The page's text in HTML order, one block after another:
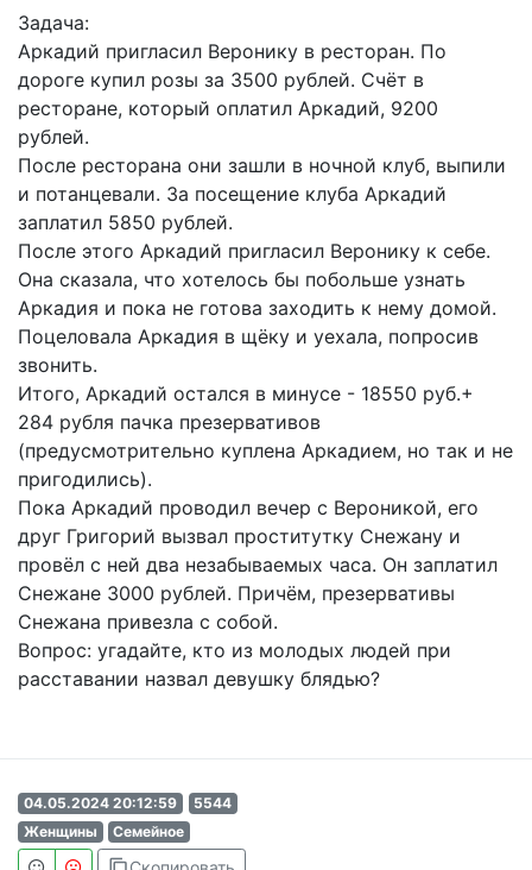
Задача:
Аркадий пригласил Веронику в ресторан. По
дороге купил розы за 3500 рублей. Счёт в
ресторане, который оплатил Аркадий, 9200
рублей.
После ресторана они зашли в ночной клуб, выпили
и потанцевали. За посещение клуба Аркадий
заплатил 5850 рублей.
После этого Аркадий пригласил Веронику к себе.
Она сказала, что хотелось бы побольше узнать
Аркадия и пока не готова заходить к нему домой.
Поцеловала Аркадия в щёку и уехала, попросив
звонить.
Итого, Аркадий остался в минусе - 18550 руб.+
284 рубля пачка презервативов
(предусмотрительно куплена Аркадием, но так и не
пригодились).
Пока Аркадий проводил вечер с Вероникой, его
друг Григорий вызвал проститутку Снежану и
провёл с ней два незабываемых часа. Он заплатил
Снежане 3000 рублей. Причём, презервативы
Снежана привезла с собой.
Вопрос: угадайте, кто из молодых людей при
расставании назвал девушку блядью?
04.05.2024 20:12:59
5544
Женщины
Семейное